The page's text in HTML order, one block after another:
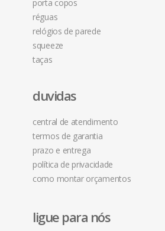
porta copos
réguas
relógios de parede
squeeze
taças
duvidas
central de atendimento
termos de garantia
prazo e entrega
política de privacidade
como montar orçamentos
ligue para nós